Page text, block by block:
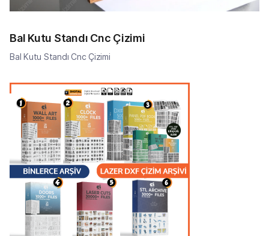
Bal Kutu Standı Cnc Çizimi
Bal Kutu Standı Cnc Çizimi